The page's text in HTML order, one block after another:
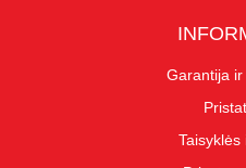
Garantija
Taisyklės